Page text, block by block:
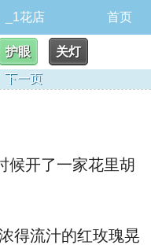
_1花店 首页
护眼
关灯
下一页
开了一家花里胡
得流汁的红玫瑰晃